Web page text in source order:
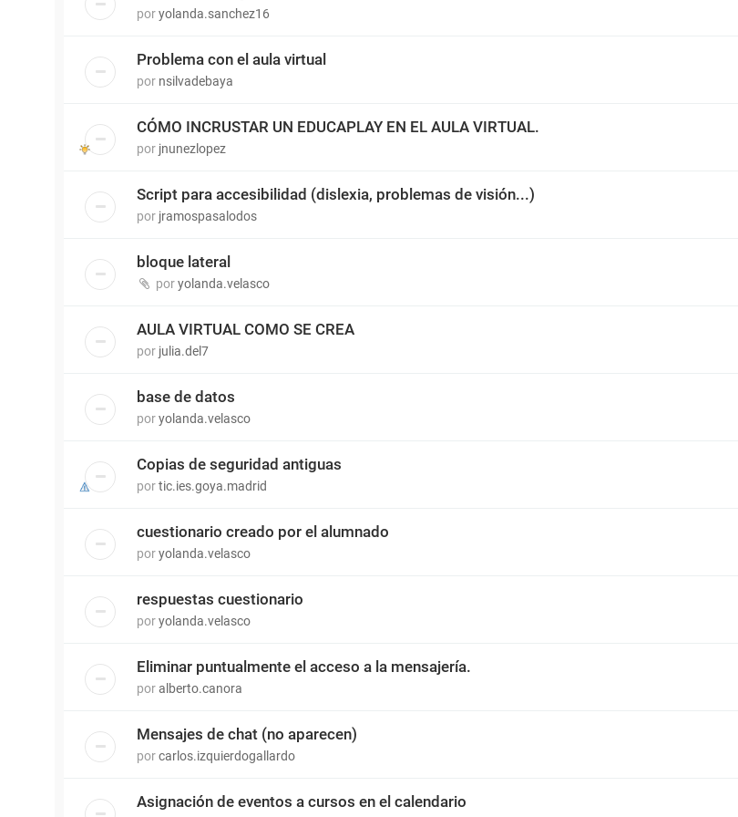
poryolanda.sanchez16
Problema con el aula virtual
por nsilvadebaya
CÓMO INCRUSTAR UN EDUCAPLAY EN EL AULA VIRTUAL.
por jnunezlopez
Script para accesibilidad (dislexia, problemas de visión...)
por jramospasalodos
bloque lateral
poryolanda.velasco
AULA VIRTUAL COMO SE CREA
por julia.del7
base de datos
poryolanda.velasco
Copias de seguridad antiguas
portic.ies.goya.madrid
cuestionario creado por el alumnado
poryolanda.velasco
respuestas cuestionario
poryolanda.velasco
Eliminar puntualmente el acceso a la mensajería.
poralberto.canora
Mensajes de chat (no aparecen)
porcarlos.izquierdogallardo
Asignación de eventos a cursos en el calendario